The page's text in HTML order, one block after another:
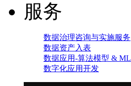
服务
数据治理咨询与实施服务
数据资产入表
数据应用-算法模型 & ML
数字化应用开发